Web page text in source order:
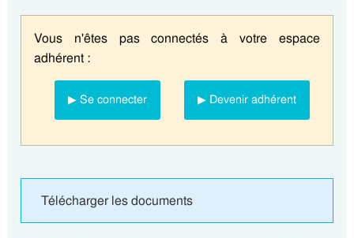
Vous n'êtes pas connectés à votre espace
adhérent :
▶ Se connecter ▶ Devenir adhérent
Télécharger les documents